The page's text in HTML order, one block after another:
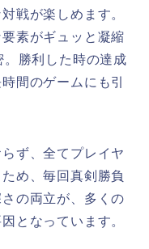
戦が楽しめます。
素がギュッと凝縮
勝利した時の達成
間のゲームにも引
ず、全てプレイヤ
め、毎回真剣勝負
の両立が、多くの
となっています。